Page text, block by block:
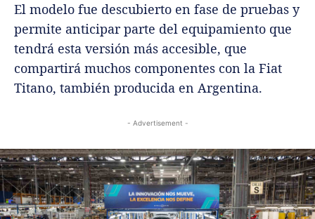
El modelo fue descubierto en fase de pruebas y
permite anticipar parte del equipamiento que
tendrá esta versión más accesible, que
compartirá muchos componentes con la Fiat
Titano, también producida en Argentina.
- Advertisement -